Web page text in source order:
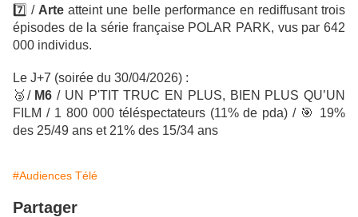
7️⃣ / Arteatteint une belle performance en rediffusant trois
épisodes de la série française POLAR PARK, vus par 642
000 individus.
Le J+7 (soirée du 30/04/2026) :
🥉 / M6 / UN P'TIT TRUC EN PLUS, BIEN PLUS QU’UN
FILM / 1 800 000 téléspectateurs (11% de pda) / 🎯
19%
des 25/49 ans et 21% des 15/34 ans
#Audiences Télé
Partager